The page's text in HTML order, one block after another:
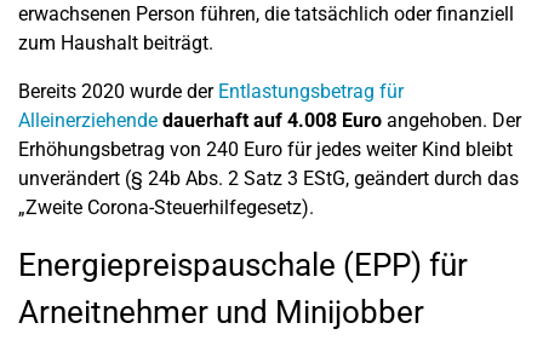
erwachsenen Person führen, die tatsächlich oder finanziell
zum Haushalt beiträgt.
Bereits 2020 wurde der Entlastungsbetrag für
Alleinerziehende dauerhaft auf 4.008 Euro angehoben. Der
Erhöhungsbetrag von 240 Euro für jedes weiter Kind bleibt
unverändert (§ 24b Abs. 2 Satz 3 EStG, geändert durch das
„Zweite Corona-Steuerhilfegesetz).
Energiepreispauschale (EPP) für
Arneitnehmer und Minijobber